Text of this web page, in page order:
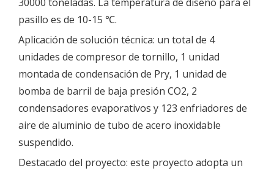
pasillo es de 10-15 ℃.
Aplicación de solución técnica: un total de 4
unidades de compresor de tornillo, 1 unidad
montada de condensación de Pry, 1 unidad de
bomba de barril de baja presión CO2, 2
condensadores evaporativos y 123 enfriadores de
aire de aluminio de tubo de acero inoxidable
suspendido.
Destacado del proyecto: este proyecto adopta un